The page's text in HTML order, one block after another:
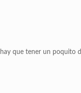
que tener un poquito